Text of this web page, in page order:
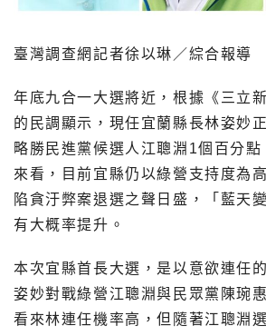
臺灣調查網記者徐以琳／綜合報導
年底九合一大選將近，根據《三立
的民調顯示，現任宜蘭縣長林姿妙
略勝民進黨候選人江聰淵1個百分
來看，目前宜縣仍以綠營支持度為
陷貪汙弊案退選之聲日盛，「藍天
有大概率提升。
本次宜縣首長大選，是以意欲連任
姿妙對戰綠營江聰淵與民眾黨陳琬
看來林連任機率高，但隨著江聰淵